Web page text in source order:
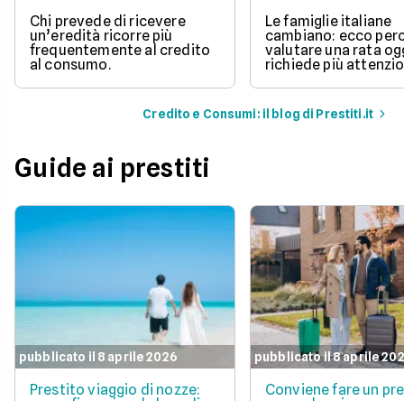
Chi prevede di ricevere
un’eredità ricorre più
frequentemente al credito
al consumo.
Le famiglie italiane
cambiano: ecco
valutare una rata
richiede più
Credito e Consumi: il blog di Prestiti.it
Guide ai prestiti
pubblicato il 8 aprile 2026
Prestito viaggio di nozze:
pubblicato il 8 aprile
Conviene fare un